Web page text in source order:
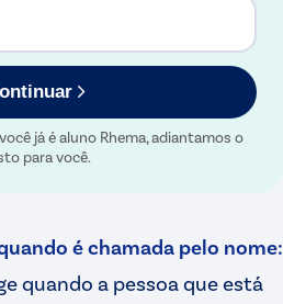
já é aluno Rhema, adiantamos o
para você.
é chamada pelo nome:
quando a pessoa que está